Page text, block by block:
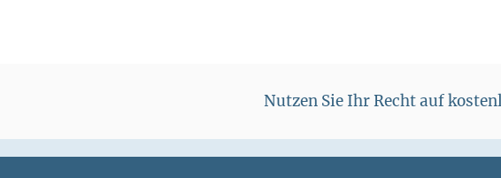
Nutzen Sie Ihr Recht auf